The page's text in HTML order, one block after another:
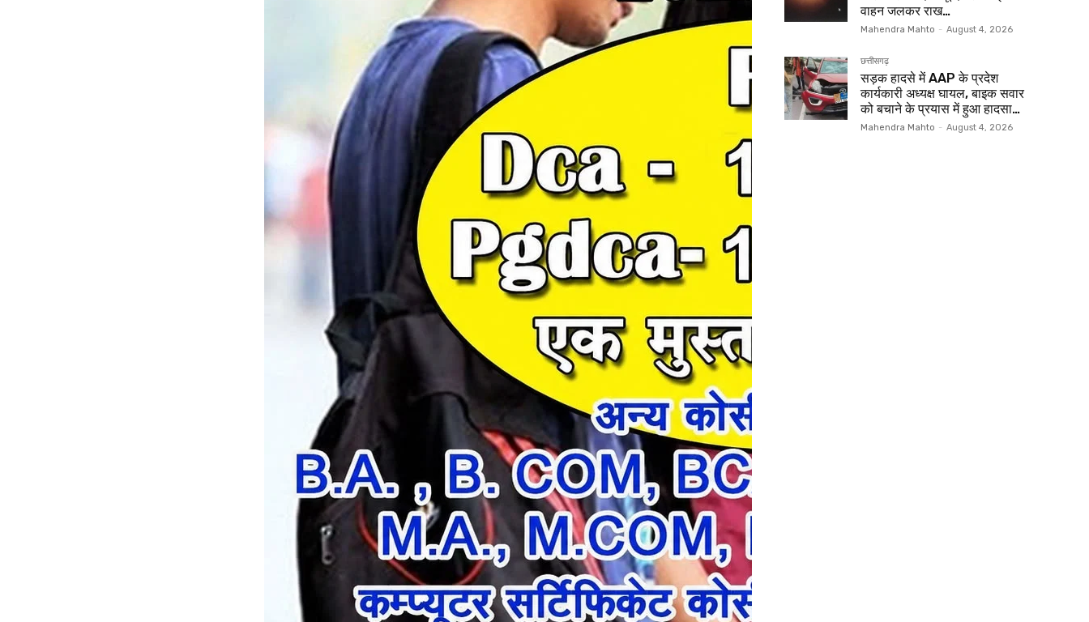
वाहन जलकर राख…
Mahendra Mahto - August 4, 2026
छत्तीसगढ़
सड़क हादसे में AAP के प्रदेश
कार्यकारी अध्यक्ष घायल, बाइक सवार
को बचाने के प्रयास में हुआ हादसा…
Mahendra Mahto - August 4, 2026